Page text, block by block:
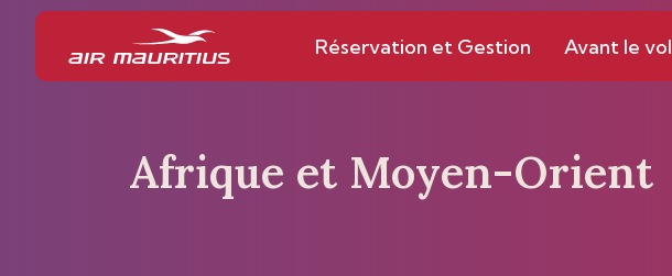
Réservation et Gestion Avant le vol
Afrique et Moyen-Orient